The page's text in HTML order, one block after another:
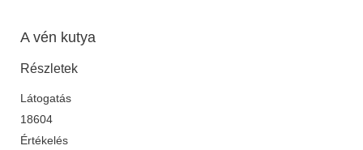
A vén kutya
Részletek
Látogatás
18604
Értékelés